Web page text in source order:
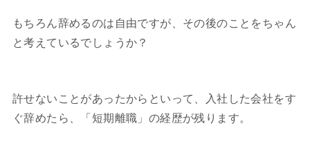
もちろん辞めるのは自由ですが、その後のことをちゃん
と考えているでしょうか？
許せないことがあったからといって、入社した会社をす
ぐ辞めたら、「短期離職」の経歴が残ります。